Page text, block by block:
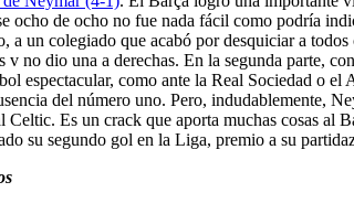
ocho de ocho no fue nada fácil como podría
a un colegiado que acabó por desquiciar a
no dio una a derechas. En la segunda parte,
espectacular, como ante la Real Sociedad o
del número uno. Pero, indudablemente,
Es un crack que aporta muchas cosas al
su segundo gol en la Liga, premio a su